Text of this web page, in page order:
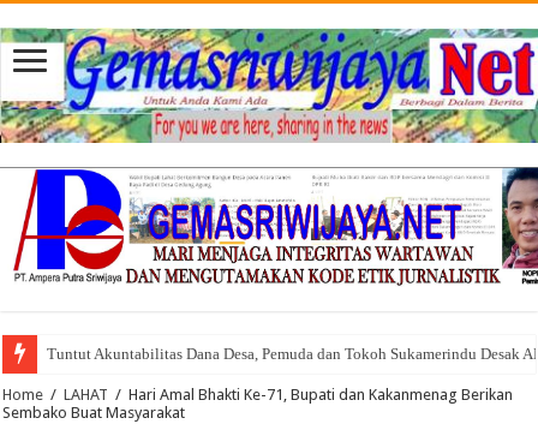
Tuntut Akuntabilitas Dana Desa, Pemuda dan Tokoh Sukamerindu Desak
Home / LAHAT / Hari Amal Bhakti Ke-71, Bupati dan Kakanmenag Berikan
Sembako Buat Masyarakat